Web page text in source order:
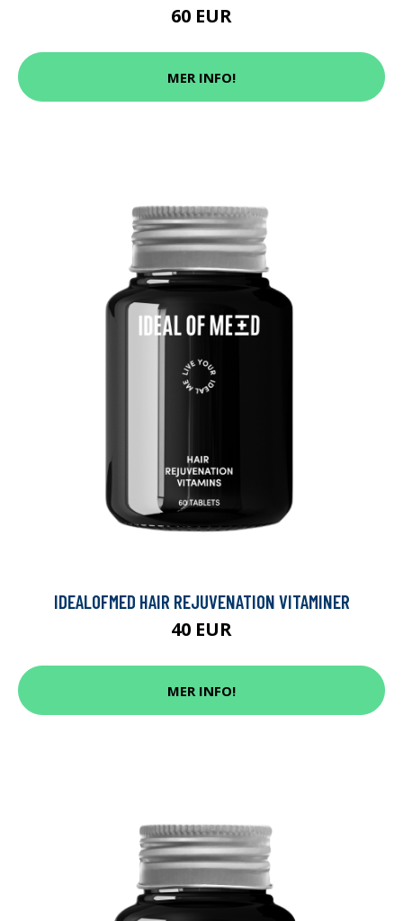
60 EUR
MER INFO!
IDEALOFMED HAIR REJUVENATION VITAMINER
40 EUR
MER INFO!